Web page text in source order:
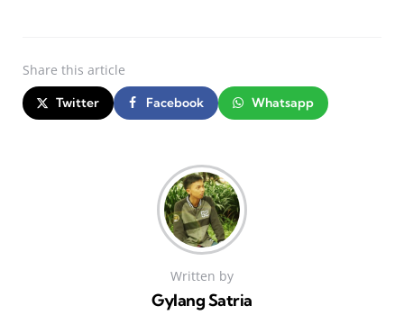
Share this article
Twitter Facebook Whatsapp
Written by
Gylang Satria